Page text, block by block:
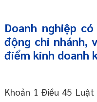
Doanh nghiệp
động chi nhánh,
điểm kinh doanh
Khoản 1 Điều 45